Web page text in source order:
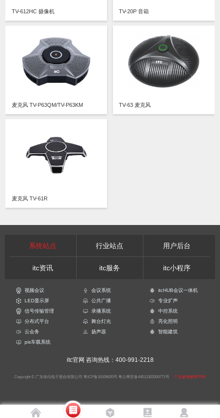
TV-612HC 摄像机 TV-20P 音箱
麦克风 TV-P63QM/TV-P63KM TV-63 麦克风
麦克风 TV-61R
系统站点 行业站点 用户后台
itc资讯 itc服务 itc小程序
视频会议 会议系统
itcHUB会议一体机
LED显示屏
公共广播
专业扩声
信号传输管理
录播系统
中控系统
分布式平台
舞台灯光
亮化照明
云会务
扬声器
智能建筑
pis车载系统
itc官网 咨询热线：400-991-2218
Copyright © 广东保伦电子股份有限公司 粤ICP备16106620号 粤公网安备44011302004771号 产品参数解释声明